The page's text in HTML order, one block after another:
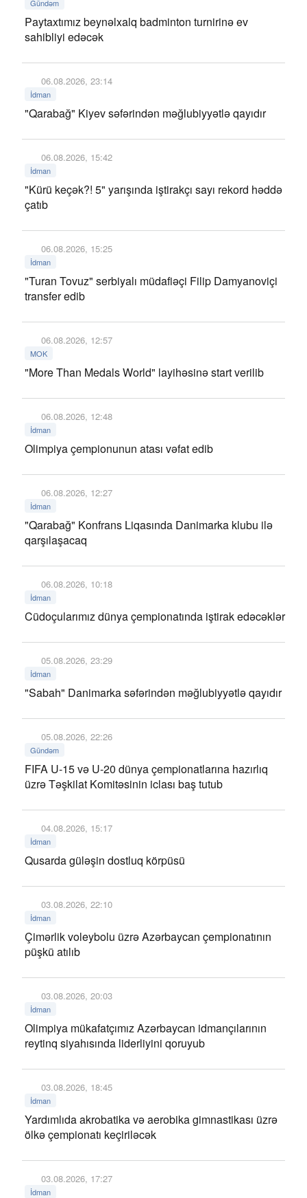
Gündəm
Paytaxtımız beynəlxalq badminton turnirinə ev
sahibliyi edəcək
06.08.2026, 23:14
İdman
"Qarabağ" Kiyev səfərindən məğlubiyyətlə qayıdır
06.08.2026, 15:42
İdman
"Kürü keçək?! 5" yarışında iştirakçı sayı rekord həddə
çatıb
06.08.2026, 15:25
İdman
"Turan Tovuz" serbiyalı müdafiəçi Filip Damyanoviçi
transfer edib
06.08.2026, 12:57
MOK
"More Than Medals World" layihəsinə start verilib
06.08.2026, 12:48
İdman
Olimpiya çempionunun atası vəfat edib
06.08.2026, 12:27
İdman
"Qarabağ" Konfrans Liqasında Danimarka klubu ilə
qarşılaşacaq
06.08.2026, 10:18
İdman
Cüdoçularımız dünya çempionatında iştirak edəcəklər
05.08.2026, 23:29
İdman
"Sabah" Danimarka səfərindən məğlubiyyətlə qayıdır
05.08.2026, 22:26
Gündəm
FIFA U-15 və U-20 dünya çempionatlarına hazırlıq
üzrə Təşkilat Komitəsinin iclası baş tutub
04.08.2026, 15:17
İdman
Qusarda güləşin dostluq körpüsü
03.08.2026, 22:10
İdman
Çimərlik voleybolu üzrə Azərbaycan çempionatının
püşkü atılıb
03.08.2026, 20:03
İdman
Olimpiya mükafatçımız Azərbaycan idmançılarının
reytinq siyahısında liderliyini qoruyub
03.08.2026, 18:45
İdman
Yardımlıda akrobatika və aerobika gimnastikası üzrə
ölkə çempionatı keçiriləcək
03.08.2026, 17:27
İdman